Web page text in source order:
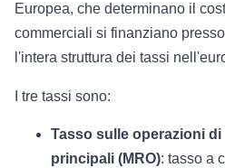
Europea, che determinano il
commerciali si finanziano
l'intera struttura dei tassi
I tre tassi sono:
Tasso sulle operazioni
principali (MRO): tasso a